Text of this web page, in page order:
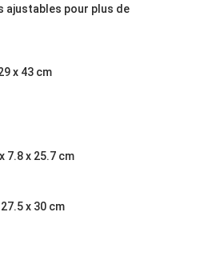
ajustables pour plus de
x 43 cm
7.8 x 25.7 cm
x 30 cm